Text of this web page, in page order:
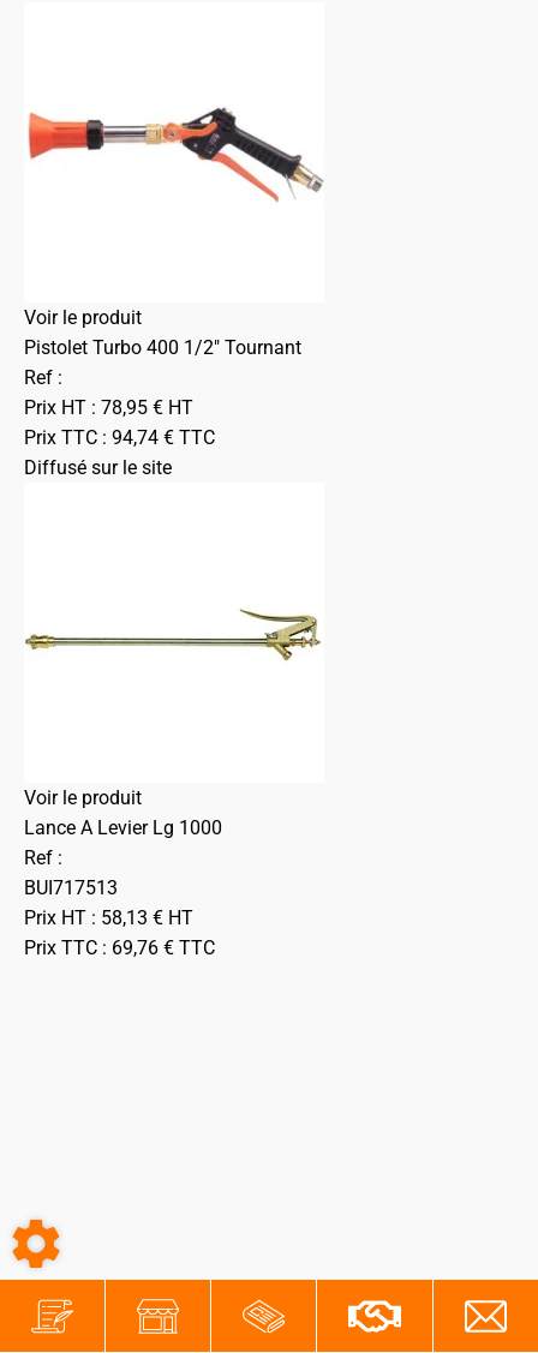
Voir le produit
Pistolet Turbo 400 1/2" Tournant
Ref :
Prix HT : 78,95 € HT
Prix TTC : 94,74 € TTC
Diffusé sur le site
Voir le produit
Lance A Levier Lg 1000
Ref :
BUI717513
Prix HT : 58,13 € HT
Prix TTC : 69,76 € TTC